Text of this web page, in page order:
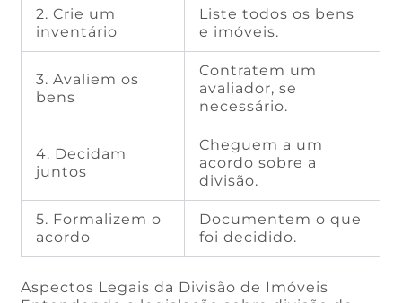
2. Crie um
inventário
Liste todos os bens
e imóveis.
3. Avaliem os
bens
Contratem um
avaliador, se
necessário.
4. Decidam
juntos
Cheguem a um
acordo sobre a
divisão.
5. Formalizem o
acordo
Documentem o que
foi decidido.
Aspectos Legais da Divisão de Imóveis